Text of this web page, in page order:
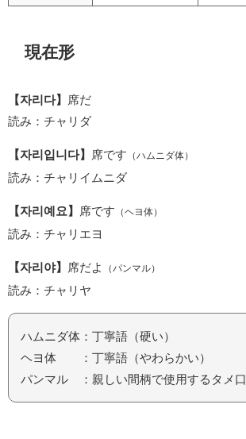
現在形
【자리다】
席だ
読み：チャリダ
【자리입니다】 席です （ハムニダ体）
読み：チャリイムニダ
【자리예요】 席です （ヘヨ体）
読み：チャリエヨ
【자리야】 席だよ （パンマル）
読み：チャリヤ
ハムニダ体：丁寧語（硬い）
ヘヨ体 ：丁寧語（やわらかい）
パンマル ：親しい間柄で使用するタメ口